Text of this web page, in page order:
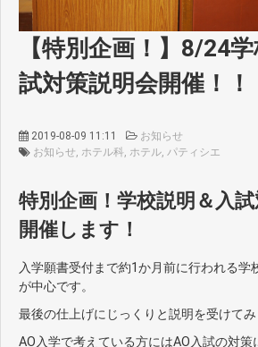
【特別企画！】8/24
試対策説明会開催！！
2019-08-09 11:11
お知らせ
お知らせ ホテル科 ホテル パティシエ
特別企画！学校説明＆入
開催します！
入学願書受付まで約1か月前に行われる学
が中心です。
最後の仕上げにじっくりと説明を受けてみ
AO入学で考えている方にはAO入試の対